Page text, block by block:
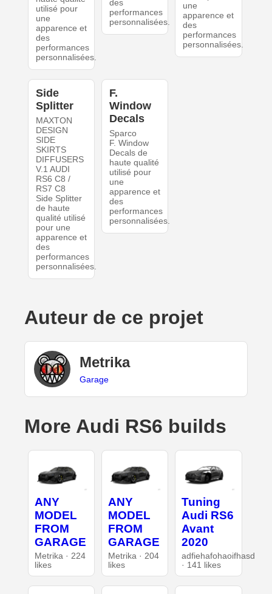
utilisé pour
une
apparence et
des
performances
personnalisées.
des
performances
personnalisées.
une
apparence et
des
performances
personnalisées.
Side
Splitter
MAXTON
DESIGN
SIDE
SKIRTS
DIFFUSERS
V.1 AUDI
RS6 C8 /
RS7 C8
Side Splitter
de haute
qualité utilisé
pour une
apparence et
des
performances
personnalisées.
F.
Window
Decals
Sparco
F. Window
Decals de
haute qualité
utilisé pour
une
apparence et
des
performances
personnalisées.
Auteur de ce projet
Metrika
Garage
More Audi RS6 builds
ANY
MODEL
FROM
GARAGE
Metrika · 224
likes
ANY
MODEL
FROM
GARAGE
Metrika · 204
likes
Tuning
Audi RS6
Avant
2020
adfiehafohaoifhasd
· 141 likes